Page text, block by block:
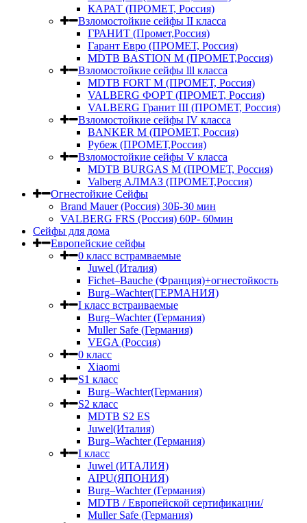
КАРАТ (ПРОМЕТ, Россия)
Взломостойкие сейфы II класса
ГРАНИТ (Промет,Россия)
Гарант Евро (ПРОМЕТ, Россия)
MDTB BASTION M (ПРОМЕТ,Россия)
Взломостойкие сейфы lll класса
MDTB FORT M (ПРОМЕТ, Россия)
VALBERG ФОРТ (ПРОМЕТ, Россия)
VALBERG Гранит III (ПРОМЕТ, Россия)
Взломостойкие сейфы IV класса
BANKER M (ПРОМЕТ, Россия)
Рубеж (ПРОМЕТ,Россия)
Взломостойкие сейфы V класса
MDTB BURGAS M (ПРОМЕТ, Россия)
Valberg АЛМАЗ (ПРОМЕТ,Россия)
Огнестойкие Сейфы
Brand Mauer (Россия) 30Б-30 мин
VALBERG FRS (Россия) 60Р- 60мин
Сейфы для дома
Европейские сейфы
0 класс встрамваемые
Juwel (Италия)
Fichet–Bauche (Франция)+огнестойкость
Burg–Wachter(ГЕРМАНИЯ)
I класс встраиваемые
Burg–Wachter (Германия)
Muller Safe (Германия)
VEGA (Россия)
0 класс
Xiaomi
S1 класс
Burg–Wachter(Германия)
S2 класс
MDTB S2 ES
Juwel(Италия)
Burg–Wachter (Германия)
I класс
Juwel (ИТАЛИЯ)
AIPU(ЯПОНИЯ)
Burg–Wachter (Германия)
MDTB / Европейской сертификации/
Muller Safe (Германия)